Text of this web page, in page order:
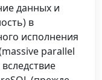
данных и
в
исполнения
parallel